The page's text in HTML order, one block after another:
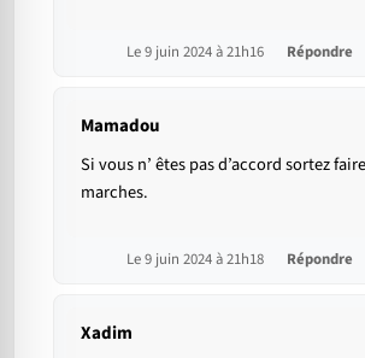
Le 9 juin 2024 à 21h16 Répondre
Mamadou
Si vous n’ êtes pas d’accord sortez
marches.
Le 9 juin 2024 à 21h18 Répondre
Xadim